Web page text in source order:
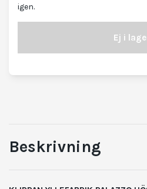
igen.
Ej i
Beskrivning